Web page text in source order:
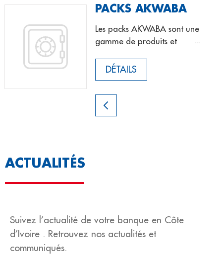
PACKS AKWABA
Les packs AKWABA sont une
gamme de produits et
à vos revenus.
DÉTAILS
ACTUALITÉS
Suivez l’actualité de votre banque en Côte
d’Ivoire . Retrouvez nos actualités et
communiqués.